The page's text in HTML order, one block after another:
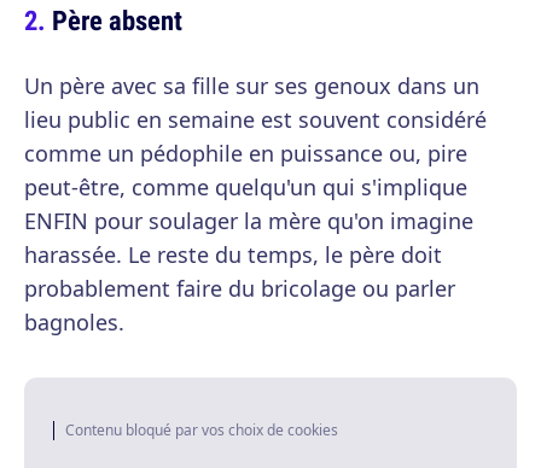
Père absent
Un père avec sa fille sur ses genoux dans un
lieu public en semaine est souvent considéré
comme un pédophile en puissance ou, pire
peut-être, comme quelqu'un qui s'implique
ENFIN pour soulager la mère qu'on imagine
harassée. Le reste du temps, le père doit
probablement faire du bricolage ou parler
bagnoles.
Contenu bloqué par vos choix de cookies